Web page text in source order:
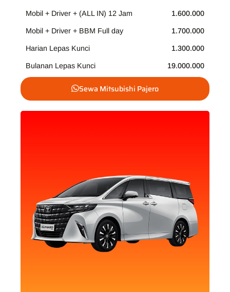
Mobil + Driver + (ALL IN) 12 Jam 1.600.000
Mobil + Driver + BBM Full day 1.700.000
Harian Lepas Kunci 1.300.000
Bulanan Lepas Kunci 19.000.000
Sewa Mitsubishi Pajero